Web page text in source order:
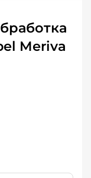
Meriva